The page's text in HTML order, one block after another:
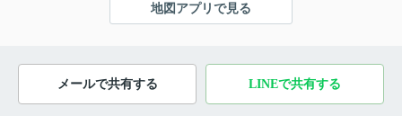
地図アプリで見る
メールで共有する LINEで共有する